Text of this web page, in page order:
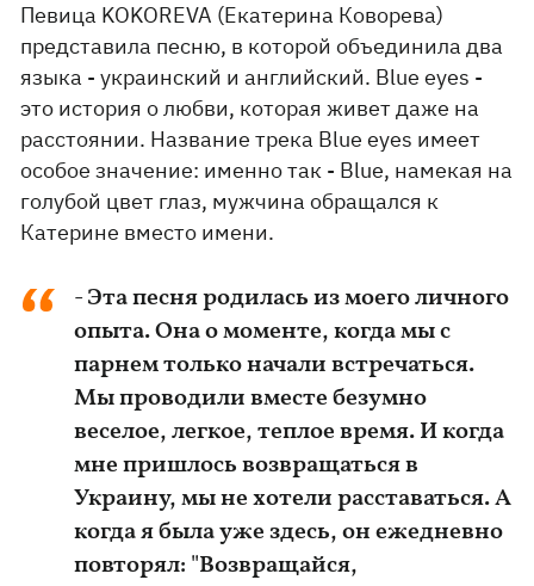
Певица KOKOREVA (Екатерина Коворева)
представила песню, в которой объединила два
языка - украинский и английский. Blue eyes -
это история о любви, которая живет даже на
расстоянии. Название трека Blue eyes имеет
особое значение: именно так - Blue, намекая на
голубой цвет глаз, мужчина обращался к
Катерине вместо имени.
- Эта песня родилась из моего личного
опыта. Она о моменте, когда мы с
парнем только начали встречаться.
Мы проводили вместе безумно
веселое, легкое, теплое время. И когда
мне пришлось возвращаться в
Украину, мы не хотели расставаться. А
когда я была уже здесь, он ежедневно
повторял: "Возвращайся,